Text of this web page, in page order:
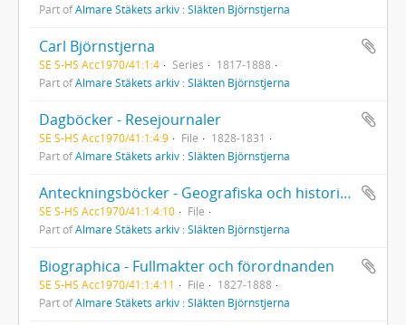
Part ofAlmare Stäkets arkiv : Släkten Björnstjerna
Carl Björnstjerna
SE S-HS Acc1970/41:1:4 Series
1817-1888
Part ofAlmare Stäkets arkiv : Släkten Björnstjerna
Dagböcker - Resejournaler
SE S-HS Acc1970/41:1:4:9 File
1828-1831
Part ofAlmare Stäkets arkiv : Släkten Björnstjerna
Anteckningsböcker - Geografiska och historiska anteckningar
SE S-HS Acc1970/41:1:4:10
File
Part ofAlmare Stäkets arkiv : Släkten Björnstjerna
Biographica - Fullmakter och förordnanden
SE S-HS Acc1970/41:1:4:11 File
1827-1888
Part ofAlmare Stäkets arkiv : Släkten Björnstjerna